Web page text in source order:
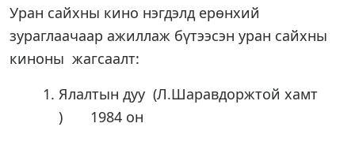
Уран сайхны кино нэгдэлд ерөнхий
зураглаачаар ажиллаж бүтээсэн уран сайхны
киноны жагсаалт:
Ялалтын дуу (Л.Шаравдоржтой хамт
) 1984 он